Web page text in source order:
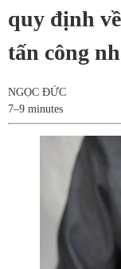
quy định
tấn công
NGỌC ĐỨC
7–9 minutes